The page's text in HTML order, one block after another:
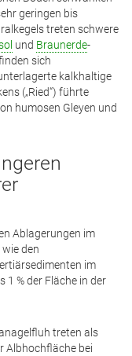
geringen bis
treten schwere
und Braunerde-
sich
kalkhaltige
(„Ried“) führte
humosen Gleyen und
Ablagerungen im
den
im
1 % der Fläche in der
treten als
Albhochfläche bei